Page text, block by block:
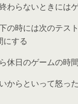
わらないときには
の時には次のテス
にする
休日のゲームの時
からといって怒っ